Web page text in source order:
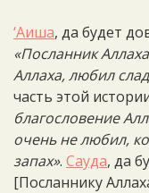
‘Аиша, да будет
«Посланник
Аллаха, любил
часть этой
благословение
очень не любил,
запах». Сауда, да
[Посланнику